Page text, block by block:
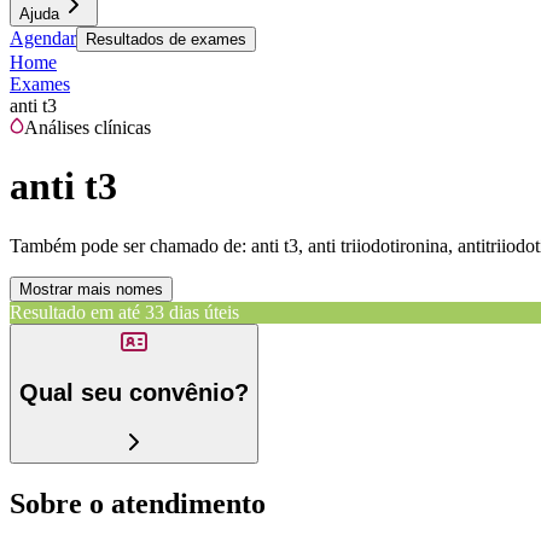
Ajuda
Agendar Resultados de exames
Home
Exames
anti t3
Análises clínicas
anti t3
Também pode ser chamado de: anti t3, anti triiodotironina,
Mostrar mais nomes
Resultado em até 33 dias úteis
Qual seu convênio?
Sobre o atendimento